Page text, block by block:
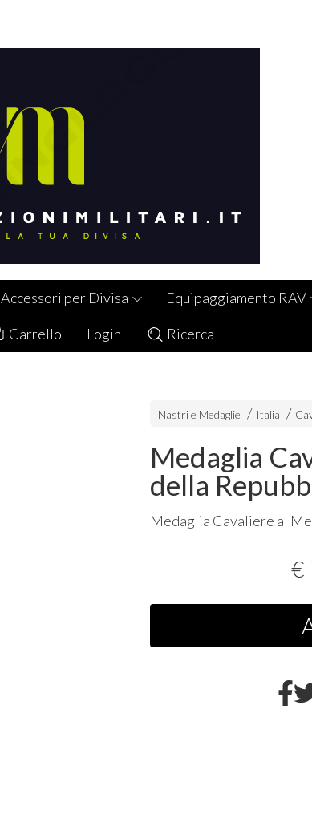
Accessori per Divisa Equipaggiamento RAV
Carrello Login Ricerca
Nastri e Medaglie Italia
Medaglia
della
Medaglia Cavaliere al
€